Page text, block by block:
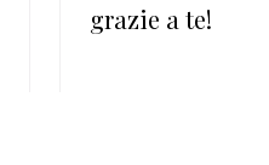
grazie a te!